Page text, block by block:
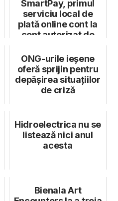
SmartPay, primul
serviciu local de
plată online cont la
cont autorizat de
ONG-urile ieșene
oferă sprijin pentru
depășirea situațiilor
de criză
Hidroelectrica nu se
listează nici anul
acesta
Bienala Art